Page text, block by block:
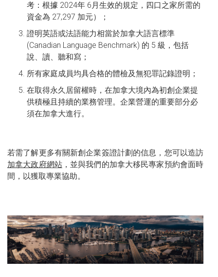
考：根據 2024年 6月生效的規定，四口之家所需的
資金為 27,297 加元）；
證明英語或法語能力相當於加拿大語言標準
(Canadian Language Benchmark) 的 5 級，包括
說、讀、聽和寫；
所有家庭成員均具合格的體檢及無犯罪記錄證明；
在取得永久居留權時，在加拿大境內為初創企業提
供積極且持續的業務管理。企業營運的重要部分必
須在加拿大進行。
若需了解更多有關新創企業簽證計劃的信息，您可以造訪
加拿大政府網站，並與我們的加拿大移民專家預約會面時
間，以獲取專業協助。